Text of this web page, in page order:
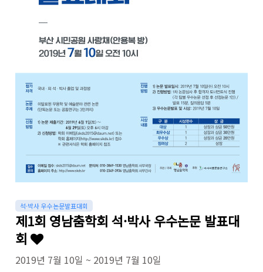
석·박사 우수논문발표대회
제1회 영남춤학회 석·박사 우수논문 발표대
회
2019년 7월 10일 ~ 2019년 7월 10일